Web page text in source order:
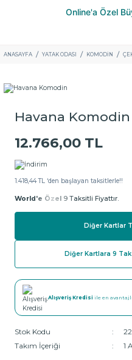
ANASAYFA YATAK ODASI KOMODIN
Havana Komodin
12.766,00 TL
1.418,44 TL ‘den başlayan taksitlerle!!
World'e Özel 9 Taksitli Fiyattır.
Diğer Kartlar
Diğer Kartlara 9
Alışveriş Kredisi ile en
Stok Kodu
Takım İçeriği
1